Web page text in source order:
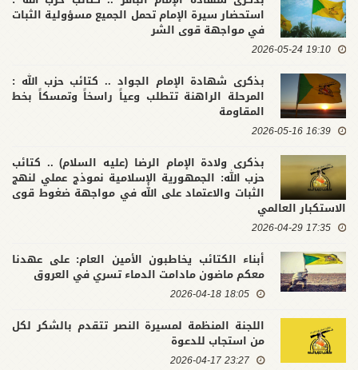
استحضار سيرة الإمام تحمل الجميع مسؤولية الثبات
في مواجهة قوى الشر
19:10 2026-05-24
بذكرى شهادة الإمام الجواد .. كتائب حزب الله :
المرحلة الراهنة تتطلب وعياً راسخاً وتمسكاً بخط
المقاومة
16:39 2026-05-16
بذكرى ولادة الإمام الرضا (عليه السلام) .. كتائب
حزب الله: الجمهورية الإسلامية نموذج عملي لنهج
الثبات والاعتماد على الله في مواجهة ضغوط قوى
الاستكبار العالمي
17:35 2026-04-29
أبناء الكتائب يخاطبون الأمين العام: على عهدنا
معكم ماضون مادامت الدماء تسري في العروق
18:05 2026-04-18
اللجنة المنظمة لمسيرة النصر تتقدم بالشكر لكل
من استجاب للدعوة
23:27 2026-04-17